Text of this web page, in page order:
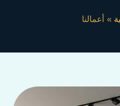
أعمالنا